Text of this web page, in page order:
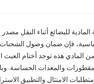
للبضائع أثناء النقل
فإن ضمان وصول
المادي هذه توجد أختام
والمعدات الحساسة.
الامتثال والتطبيق